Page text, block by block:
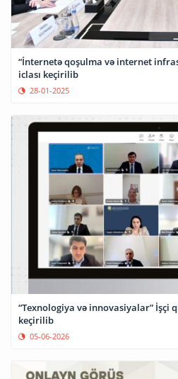
“İnternetə qoşulma və internet
iclası keçirilib
28-01-2025
“Texnologiya və innovasiyalar” İşçi
keçirilib
05-06-2026